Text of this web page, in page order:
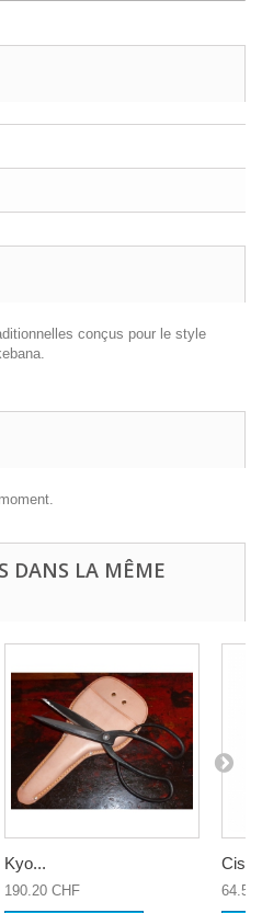
conçus pour le style
DANS LA MÊME
Kyo...
190.20 CHF 64.50